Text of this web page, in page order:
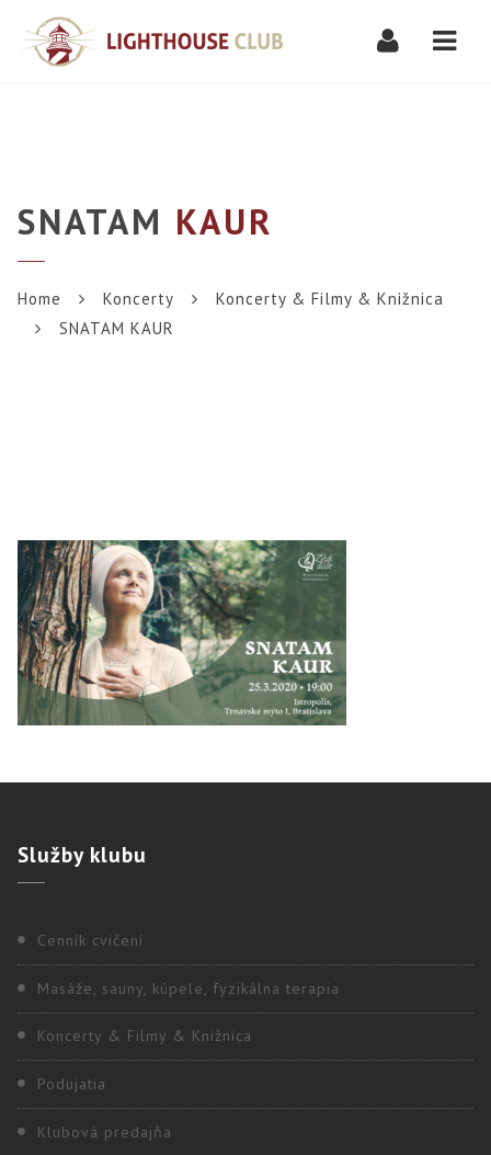
SNATAM KAUR
Home Koncerty
Koncerty & Filmy & Knižnica
SNATAM KAUR
Službyklubu
Cenník cvičení
Masáže, sauny, kúpele, fyzikálna terapia
Koncerty & Filmy & Knižnica
Podujatia
Klubová predajňa